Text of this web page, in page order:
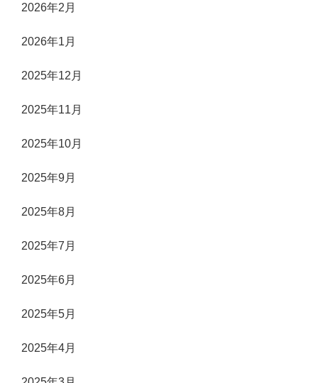
2026年2月
2026年1月
2025年12月
2025年11月
2025年10月
2025年9月
2025年8月
2025年7月
2025年6月
2025年5月
2025年4月